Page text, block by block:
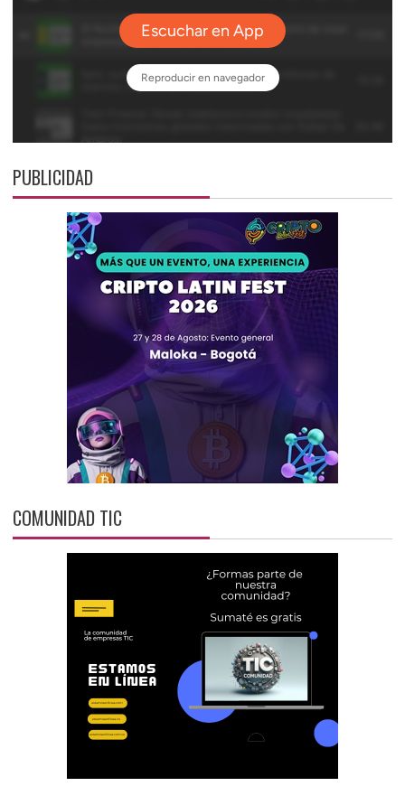
PUBLICIDAD
COMUNIDAD TIC